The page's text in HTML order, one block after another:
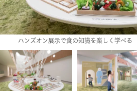
ハンズオン展示で食の知識を楽しく学べる